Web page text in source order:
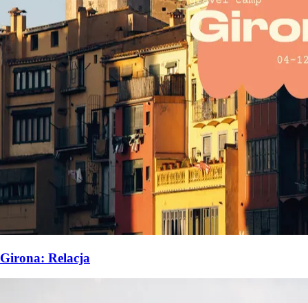
Girona: Relacja